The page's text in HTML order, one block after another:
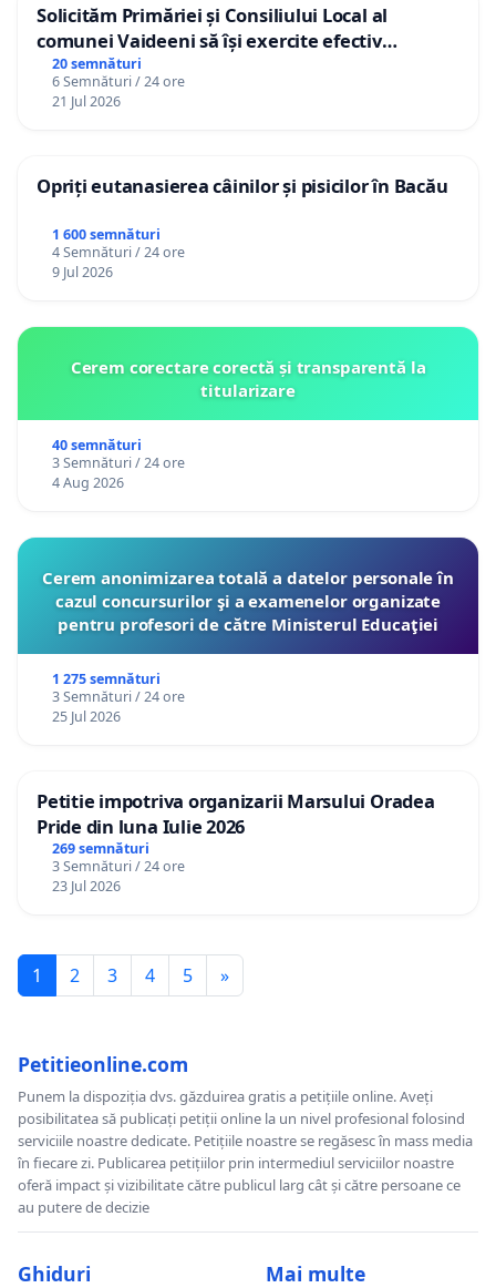
Solicităm Primăriei și Consiliului Local al
comunei Vaideeni să își exercite efectiv
atribuțiile legale și să reprezinte interesele
cetățenilor în raport cu APAVIL S.A, operatorul
serviciului de apă!
20 semnături
6 Semnături / 24 ore
21 Jul 2026
Opriți eutanasierea câinilor și pisicilor în Bacău
1 600 semnături
4 Semnături / 24 ore
9 Jul 2026
Cerem corectare corectă și transparentă la
titularizare
40 semnături
3 Semnături / 24 ore
4 Aug 2026
Cerem anonimizarea totală a datelor personale în
cazul concursurilor şi a examenelor organizate
pentru profesori de către Ministerul Educaţiei
1 275 semnături
3 Semnături / 24 ore
25 Jul 2026
Petitie impotriva organizarii Marsului Oradea
Pride din luna Iulie 2026
269 semnături
3 Semnături / 24 ore
23 Jul 2026
1 2 3 4 5 »
Petitieonline.com
Punem la dispoziția dvs. găzduirea gratis a petițiile online. Aveți
posibilitatea să publicați petiții online la un nivel profesional folosind
serviciile noastre dedicate. Petițiile noastre se regăsesc în mass media
în fiecare zi. Publicarea petițiilor prin intermediul serviciilor noastre
oferă impact și vizibilitate către publicul larg cât și către persoane ce
au putere de decizie
Ghiduri Mai multe